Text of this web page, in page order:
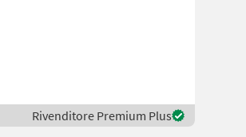
Rivenditore Premium Plus